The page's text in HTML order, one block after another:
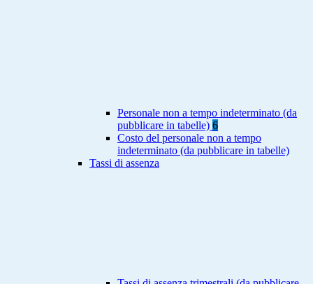
Personale non a tempo indeterminato (da
pubblicare in tabelle) 6
Costo del personale non a tempo
indeterminato (da pubblicare in tabelle)
Tassi di assenza